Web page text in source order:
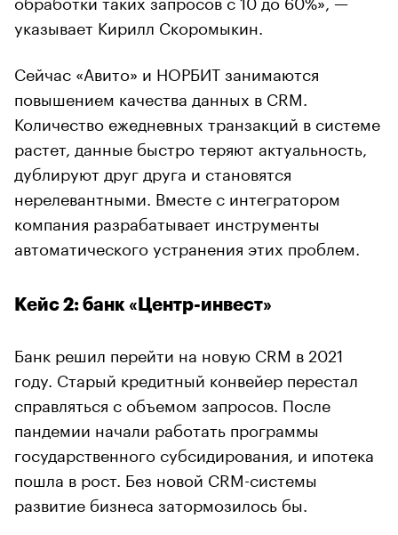
указывает Кирилл Скоромыкин.
Сейчас «Авито» и НОРБИТ занимаются
повышением качества данных в CRM.
Количество ежедневных транзакций в системе
растет, данные быстро теряют актуальность,
дублируют друг друга и становятся
нерелевантными. Вместе с интегратором
компания разрабатывает инструменты
автоматического устранения этих проблем.
Кейс 2: банк «Центр-инвест»
Банк решил перейти на новую CRM в 2021
году. Старый кредитный конвейер перестал
справляться с объемом запросов. После
пандемии начали работать программы
государственного субсидирования, и ипотека
пошла в рост. Без новой CRM-системы
развитие бизнеса затормозилось бы.